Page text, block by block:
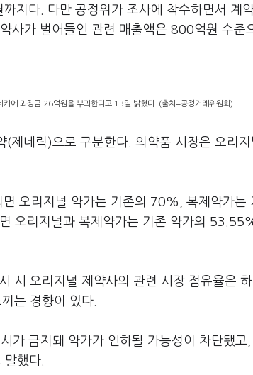
지다. 다만 공정위가 조사에 착수하면서 계
사가 벌어들인 관련 매출액은 800억원 수준
에 과징금 26억원을 부과한다고 13일 밝혔다. (출처=공정거래위원회)
제네릭)으로 구분한다. 의약품 시장은 오리
오리지널 약가는 기존의 70%, 복제약가는
오리지널과 복제약가는 기존 약가의
시 오리지널 제약사의 관련 시장 점유율은
는 경향이 있다.
가 금지돼 약가가 인하될 가능성이 차단됐고
했다.